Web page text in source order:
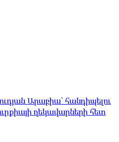
Արաբիա՝ հանդիպելու
ղեկավարների հետ